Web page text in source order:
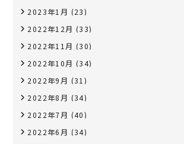
2023年1月 (23)
2022年12月 (33)
2022年11月 (30)
2022年10月 (34)
2022年9月 (31)
2022年8月 (34)
2022年7月 (40)
2022年6月 (34)